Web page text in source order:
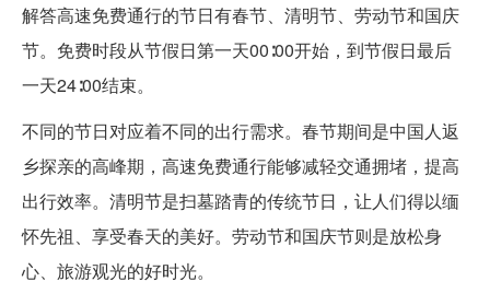
解答高速免费通行的节日有春节、清明节、劳动节和国庆
节。免费时段从节假日第一天00∶00开始，到节假日最后
一天24∶00结束。
不同的节日对应着不同的出行需求。春节期间是中国人返
乡探亲的高峰期，高速免费通行能够减轻交通拥堵，提高
出行效率。清明节是扫墓踏青的传统节日，让人们得以缅
怀先祖、享受春天的美好。劳动节和国庆节则是放松身
心、旅游观光的好时光。